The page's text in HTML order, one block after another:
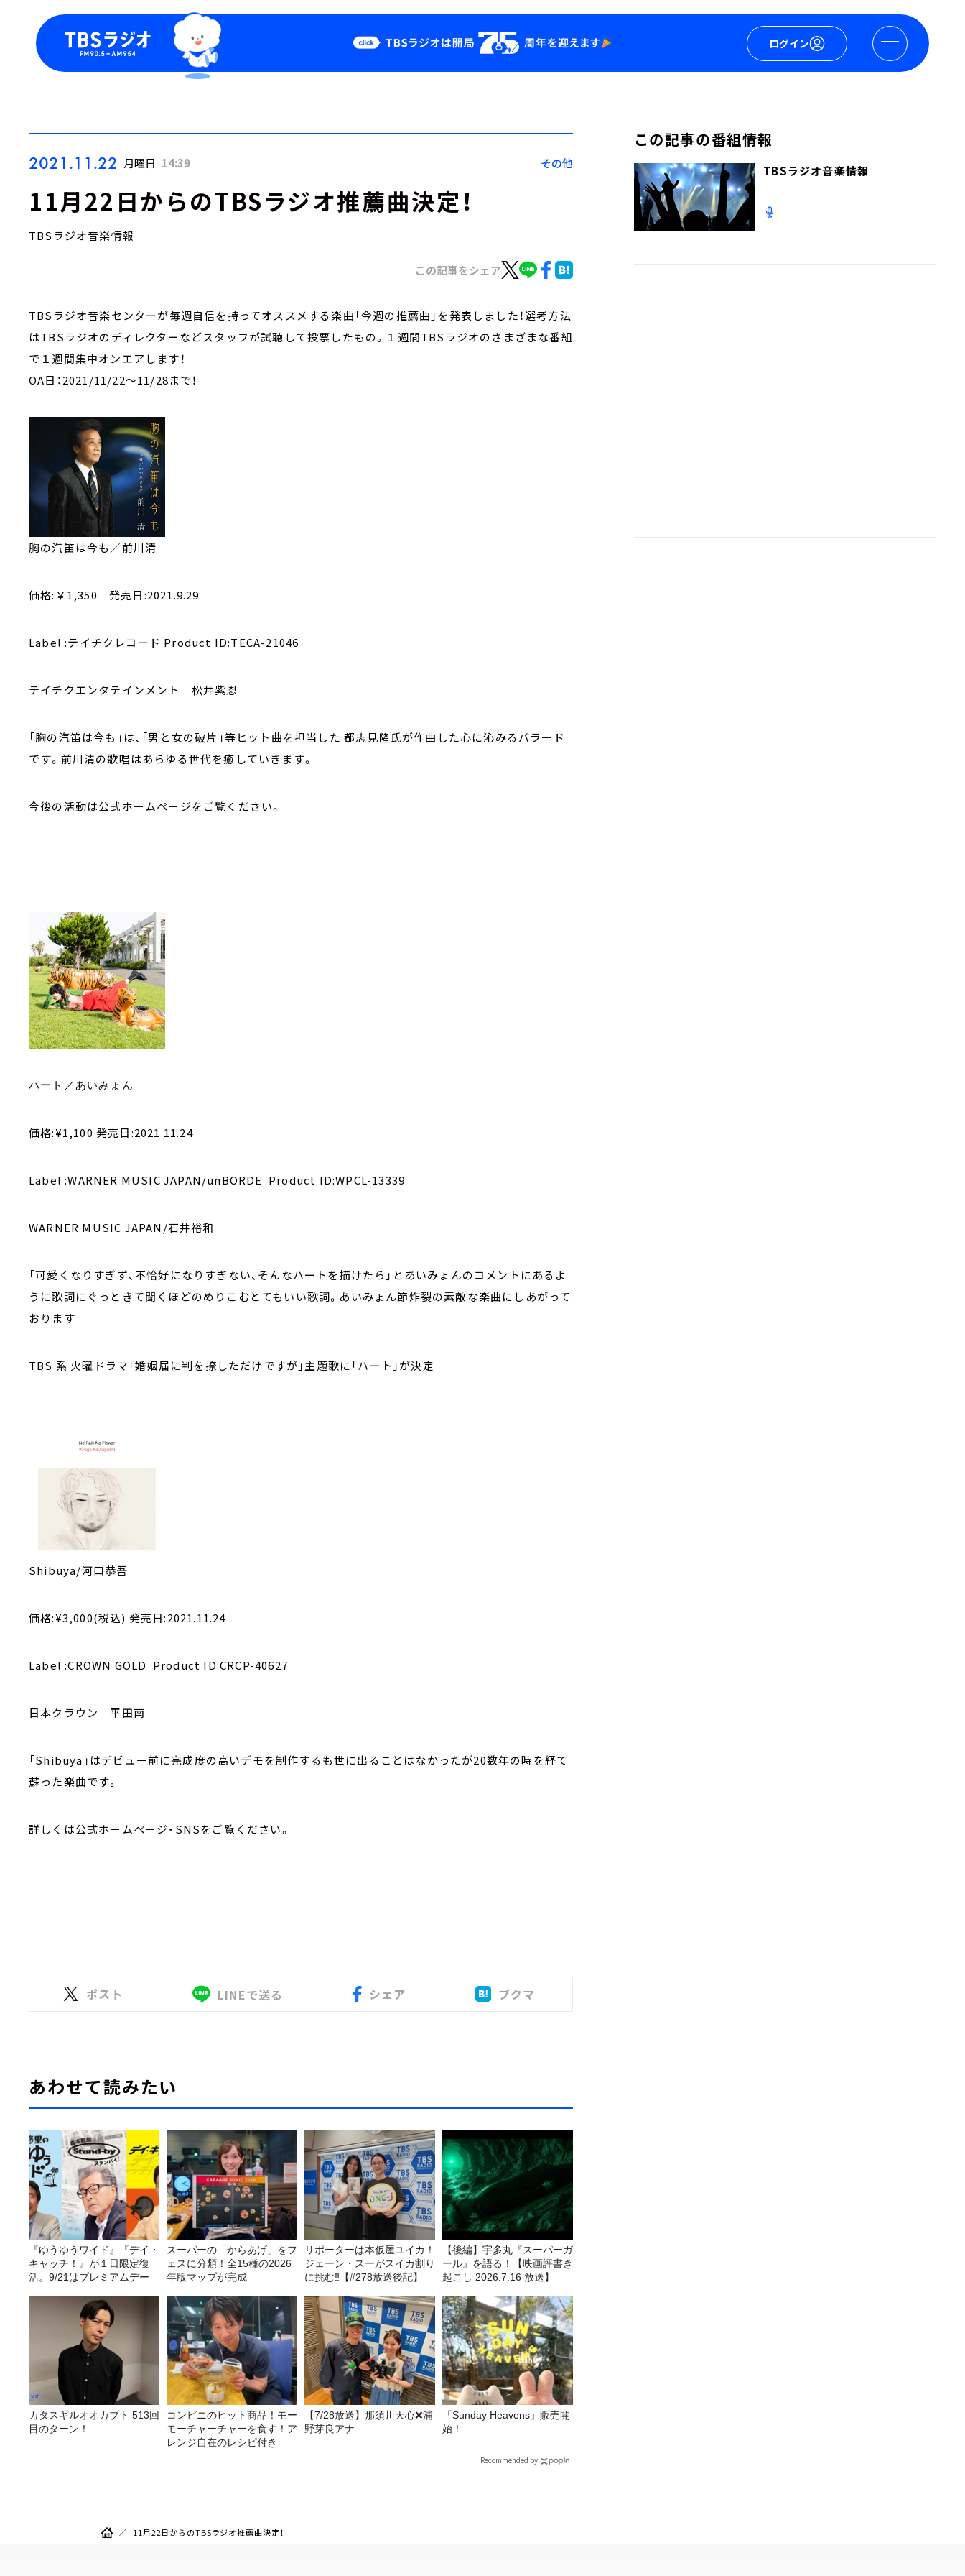
ログイン
Podcast
YouTube
2021.11.22 月曜日 14:39 その他
11月22日からのTBSラジオ推薦曲決定！
TBSラジオ音楽情報
この記事をシェア
TBSラジオ音楽センターが毎週自信を持ってオススメする楽曲「今週の推薦曲」を発表しました！選考方法
はTBSラジオのディレクターなどスタッフが試聴して投票したもの。１週間TBSラジオのさまざまな番組
で１週間集中オンエアします！
OA日：2021/11/22～11/28まで！​
胸の汽笛は今も／前川清
価格:￥1,350 発売日:2021.9.29
Label :テイチクレコード Product ID:TECA-21046
テイチクエンタテインメント 松井紫恩
「胸の汽笛は今も」は、「男と女の破片」等ヒット曲を担当した 都志見隆氏が作曲した心に沁みるバラード
です。前川清の歌唱はあらゆる世代を癒していきます。
今後の活動は公式ホームページをご覧ください。
ハート／あいみょん
価格:¥1,100 発売日:2021.11.24
Label :WARNER MUSIC JAPAN/unBORDE Product ID:WPCL-13339
WARNER MUSIC JAPAN/石井裕和
「可愛くなりすぎず、不恰好になりすぎない、そんなハートを描けたら」とあいみょんのコメントにあるよ
うに歌詞にぐっときて聞くほどのめりこむとてもいい歌詞。あいみょん節炸裂の素敵な楽曲にしあがって
おります
TBS 系 火曜ドラマ「婚姻届に判を捺しただけですが」主題歌に「ハート」が決定
Shibuya/河口恭吾
価格:¥3,000(税込) 発売日:2021.11.24
Label :CROWN GOLD Product ID:CRCP-40627
日本クラウン 平田南
「Shibuya」はデビュー前に完成度の高いデモを制作するも世に出ることはなかったが20数年の時を経て
蘇った楽曲です。
詳しくは公式ホームページ・SNSをご覧ください。
ポスト LINEで送る シェア ブクマ
あわせて読みたい
『ゆうゆうワイド』『デイ・
キャッチ！』が１日限定復
活。9/21はプレミアムデー
スーパーの「からあげ」をフ
ェスに分類！全15種の2026
年版マップが完成
リポーターは本仮屋ユイカ！
ジェーン・スーがスイカ割り
に挑む‼【#278放送後記】
【後編】宇多丸『スーパーガ
ール』を語る！【映画評書き
起こし 2026.7.16 放送】
カタスギルオオカブト 513回
目のターン！
コンビニのヒット商品！モー
モーチャーチャーを食す！ア
レンジ自在のレシピ付き
【7/28放送】那須川天心❌浦
野芽良アナ
「Sunday Heavens」販売開
始！
Recommended by
この記事の番組情報
TBSラジオ音楽情報
11月22日からのTBSラジオ推薦曲決定！